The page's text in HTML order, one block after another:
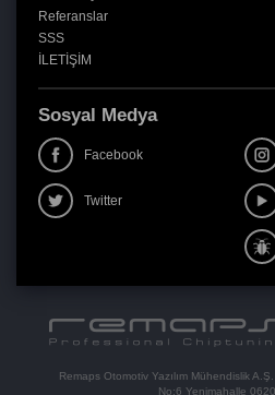
Referanslar
SSS
İLETİŞİM
Sosyal Medya
Facebook
Twitter
Remaps Otomotiv Yazılım Mühendislik
No:6 Yenimahalle